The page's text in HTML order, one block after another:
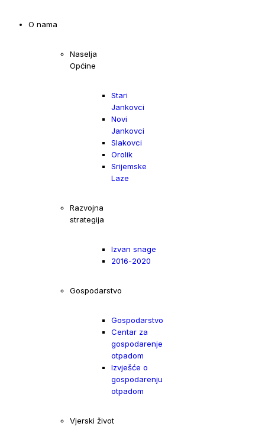
O nama
Naselja
Općine
Stari
Jankovci
Novi
Jankovci
Slakovci
Orolik
Srijemske
Laze
Razvojna
strategija
Izvan snage
2016-2020
Gospodarstvo
Gospodarstvo
Centar za
gospodarenje
otpadom
Izvješće o
gospodarenju
otpadom
Vjerski život